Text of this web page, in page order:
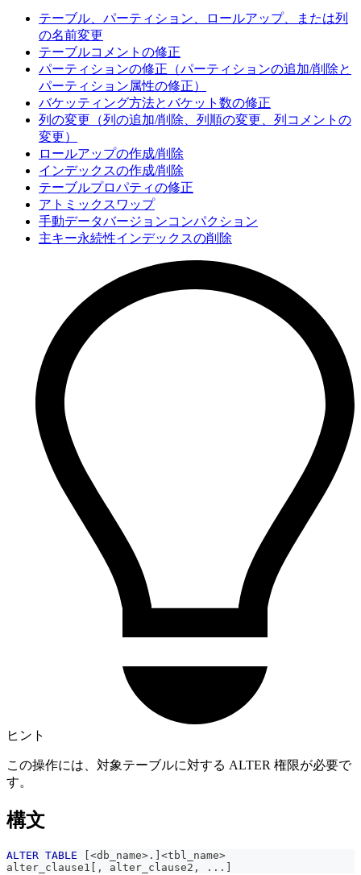
テーブル、パーティション、ロールアップ、または列
の名前変更
テーブルコメントの修正
パーティションの修正（パーティションの追加/削除と
パーティション属性の修正）
バケッティング方法とバケット数の修正
列の変更（列の追加/削除、列順の変更、列コメントの
変更）
ロールアップの作成/削除
インデックスの作成/削除
テーブルプロパティの修正
アトミックスワップ
手動データバージョンコンパクション
主キー永続性インデックスの削除
ヒント
この操作には、対象テーブルに対する ALTER 権限が必要で
す。
構文
ALTER TABLE [<db_name> . ] <tbl_name>
alter_clause1 [ , alter_clause2 , . . . ]